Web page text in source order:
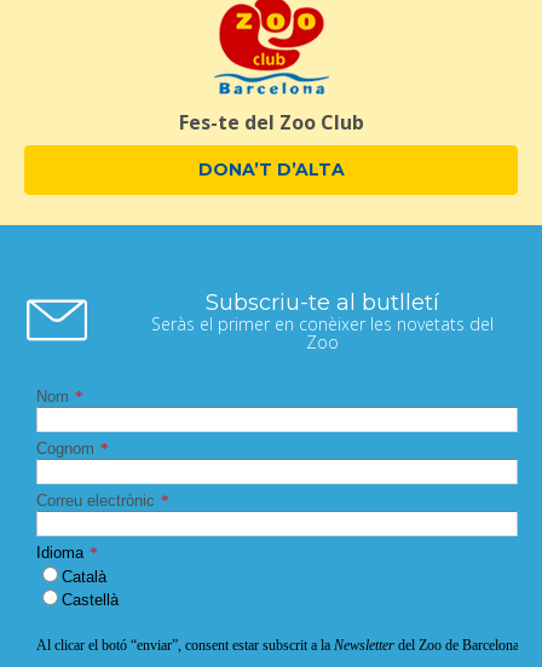
Fes-te del Zoo Club
DONA’T D’ALTA
Subscriu-te al butlletí
Seràs el primer en conèixer les novetats del
Zoo